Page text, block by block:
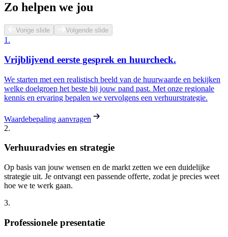
Zo helpen we jou
Vorige slide Volgende slide
1 .
Vrijblijvend eerste gesprek en huurcheck.
We starten met een realistisch beeld van de huurwaarde en bekijken
welke doelgroep het beste bij jouw pand past. Met onze regionale
kennis en ervaring bepalen we vervolgens een verhuurstrategie.
Waardebepaling aanvragen
2.
Verhuuradvies en strategie
Op basis van jouw wensen en de markt zetten we een duidelijke
strategie uit. Je ontvangt een passende offerte, zodat je precies weet
hoe we te werk gaan.
3.
Professionele presentatie